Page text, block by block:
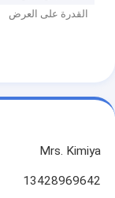
القدرة على العرض
Mrs. Kimiya
13428969642